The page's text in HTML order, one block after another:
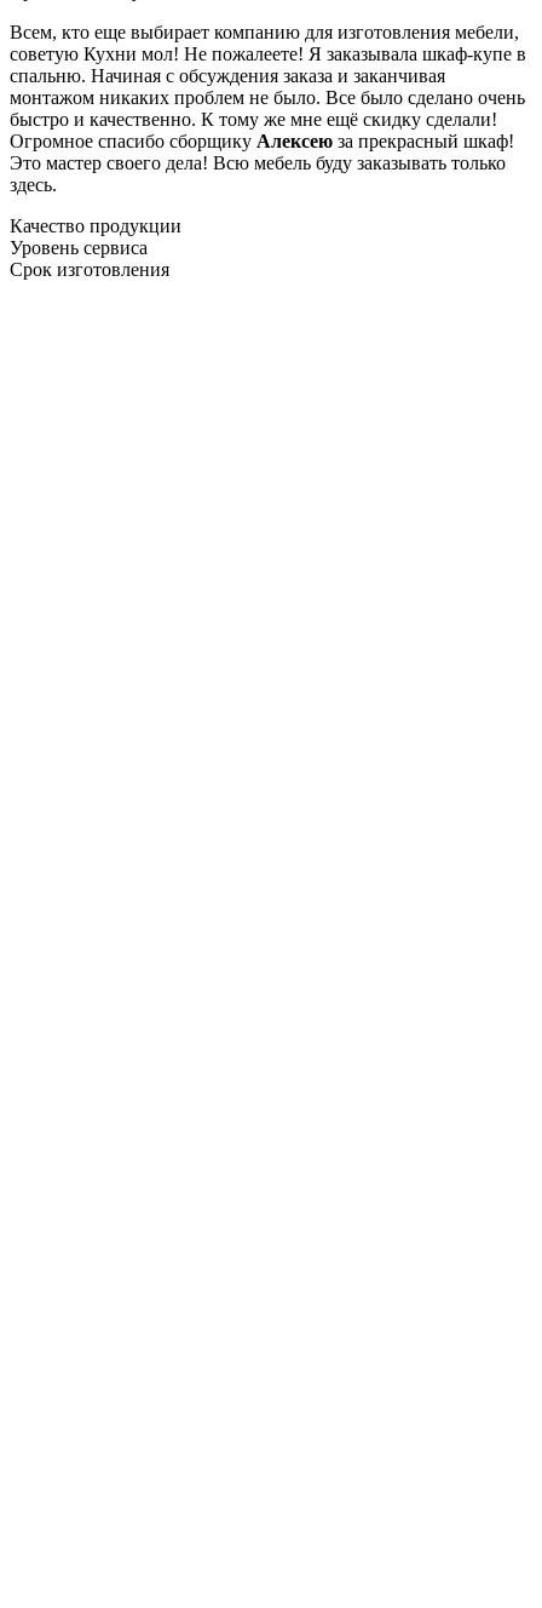
Всем, кто еще выбирает компанию для изготовления мебели,
советую Кухни мол! Не пожалеете! Я заказывала шкаф-купе в
спальню. Начиная с обсуждения заказа и заканчивая
монтажом никаких проблем не было. Все было сделано очень
быстро и качественно. К тому же мне ещё скидку сделали!
Огромное спасибо сборщику Алексею за прекрасный шкаф!
Это мастер своего дела! Всю мебель буду заказывать только
здесь.
Качество продукции
Уровень сервиса
Срок изготовления